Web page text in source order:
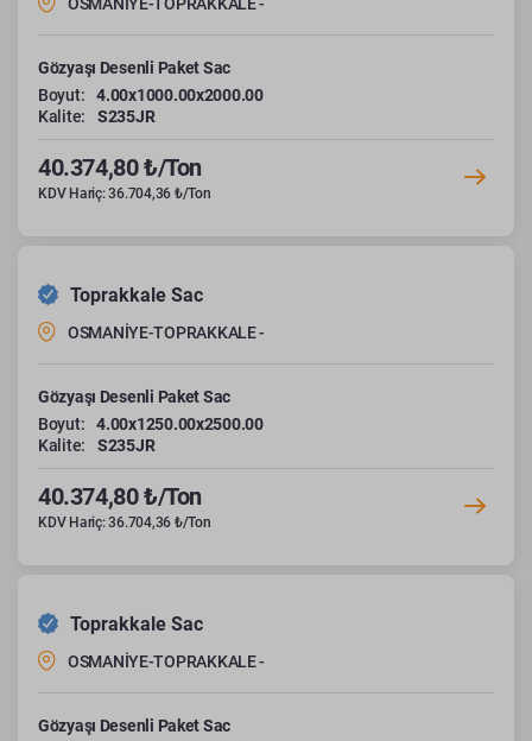
Gözyaşı Desenli Paket Sac
Boyut:
4.00x1000.00x2000.00
Kalite:
S235JR
40.374,80 ₺/Ton
KDV Hariç: 36.704,36 ₺/Ton
Toprakkale Sac
OSMANİYE-TOPRAKKALE -
Gözyaşı Desenli Paket Sac
Boyut:
4.00x1250.00x2500.00
Kalite:
S235JR
40.374,80 ₺/Ton
KDV Hariç: 36.704,36 ₺/Ton
Toprakkale Sac
OSMANİYE-TOPRAKKALE -
Gözyaşı Desenli Paket Sac